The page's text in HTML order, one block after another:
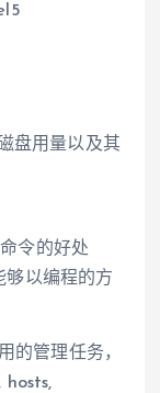
盘用量以及其
令的好处
够以编程的方
的管理任务，